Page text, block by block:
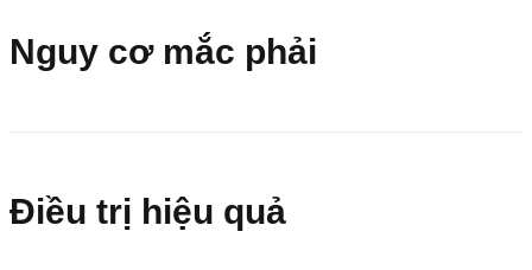
Nguy cơ mắc phải
Điều trị hiệu quả